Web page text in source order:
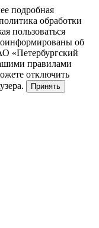
подробная
обработки
пользоваться
об
«Петербургский
правилами
отключить
Принять